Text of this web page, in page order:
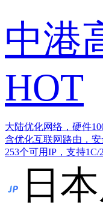
中港
HOT
大陆优化网络，硬件
含优化互联网路由，安
253个可用IP，支持1C/
日